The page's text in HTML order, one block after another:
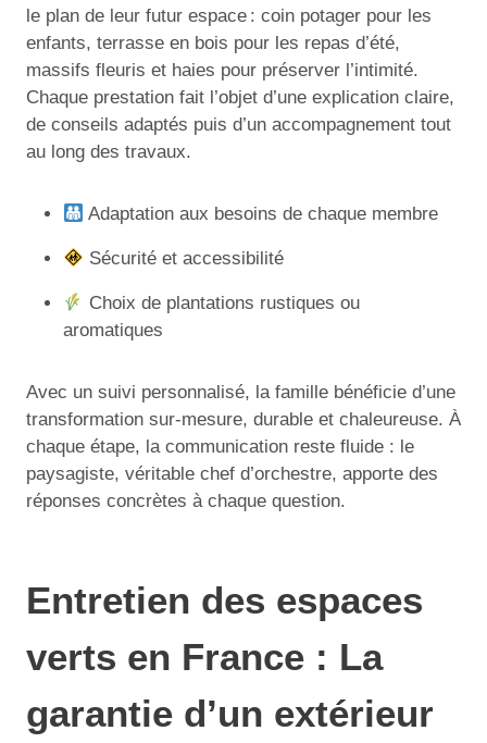
le plan de leur futur espace : coin potager pour les
enfants, terrasse en bois pour les repas d’été,
massifs fleuris et haies pour préserver l’intimité.
Chaque prestation fait l’objet d’une explication claire,
de conseils adaptés puis d’un accompagnement tout
au long des travaux.
Adaptation aux besoins de chaque membre
Sécurité et accessibilité
Choix de plantations rustiques ou
aromatiques
Avec un suivi personnalisé, la famille bénéficie d’une
transformation sur-mesure, durable et chaleureuse. À
chaque étape, la communication reste fluide : le
paysagiste, véritable chef d’orchestre, apporte des
réponses concrètes à chaque question.
Entretien des espaces
verts en France : La
garantie d’un extérieur